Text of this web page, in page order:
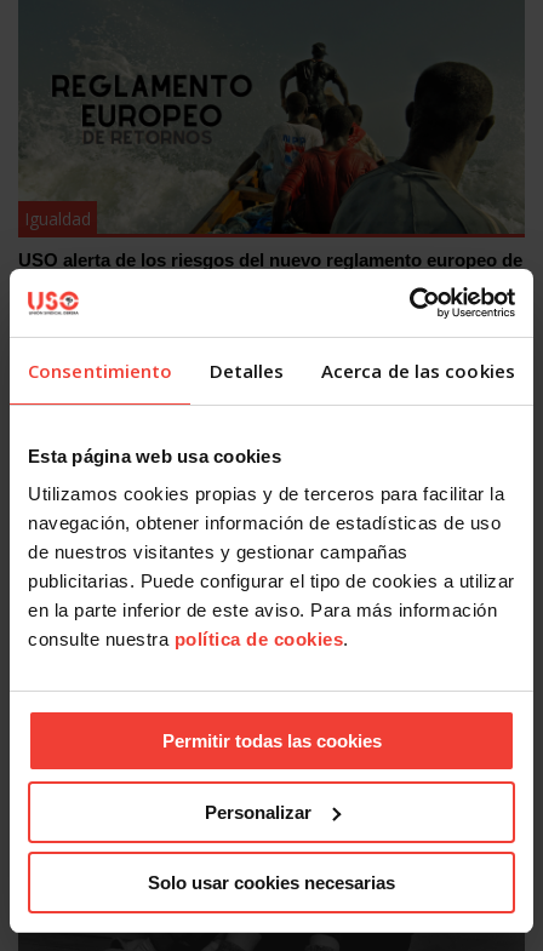
Consentimiento Detalles Acerca de las cookies
Esta página web usa cookies
Utilizamos cookies propias y de terceros para facilitar la
navegación, obtener información de estadísticas de uso
de nuestros visitantes y gestionar campañas
publicitarias. Puede configurar el tipo de cookies a utilizar
en la parte inferior de este aviso. Para más información
consulte nuestra política de cookies.
Permitir todas las cookies
Personalizar
Solo usar cookies necesarias
Igualdad
USO alerta de los riesgos del nuevo reglamento europeo de
4 JUNIO, 2026
OTRAS NOTICIAS
Día Mundial de los Abuelos: USO reivindica pensiones